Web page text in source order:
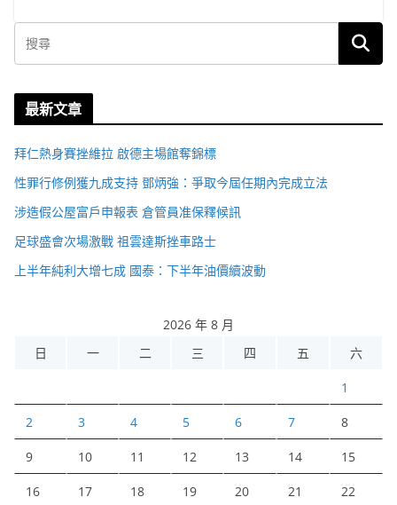
最新文章
拜仁熱身賽挫維拉 啟德主場館奪錦標
性罪行修例獲九成支持 鄧炳強：爭取今屆任期內完成立法
涉造假公屋富戶申報表 倉管員准保釋候訊
足球盛會次場激戰 祖雲達斯挫車路士
上半年純利大增七成 國泰：下半年油價續波動
2026 年 8 月
日
一 二 三 四 五 六
1
2 3 4 5 6 7 8
9 10 11 12 13 14 15
16 17 18 19 20 21 22